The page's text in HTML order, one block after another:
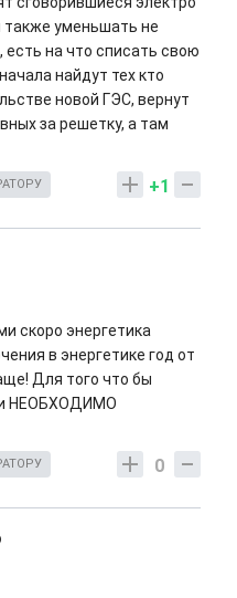
также уменьшать не
есть на что списать свою
найдут тех кто
новой ГЭС, вернут
за решетку, а там
+1
скоро энергетика
в энергетике год от
Для того что бы
и НЕОБХОДИМО
0